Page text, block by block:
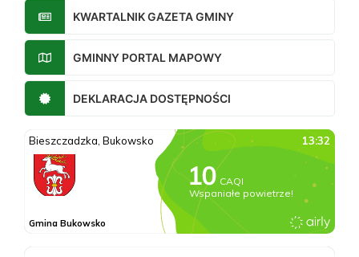
KWARTALNIK GAZETA GMINY
GMINNY PORTAL MAPOWY
DEKLARACJA DOSTĘPNOŚCI